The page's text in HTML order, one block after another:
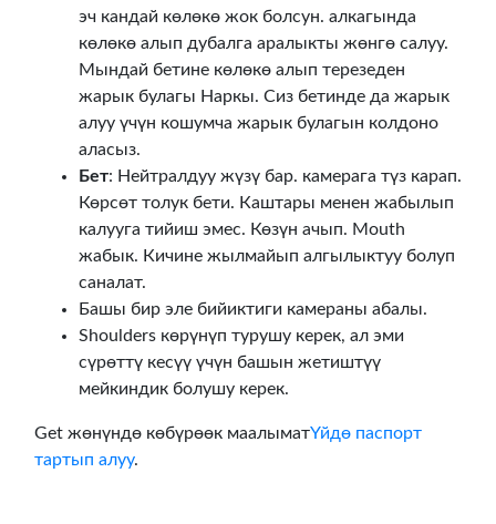
эч кандай көлөкө жок болсун. алкагында
көлөкө алып дубалга аралыкты жөнгө салуу.
Мындай бетине көлөкө алып терезеден
жарык булагы Наркы. Сиз бетинде да жарык
алуу үчүн кошумча жарык булагын колдоно
аласыз.
Бет: Нейтралдуу жүзү бар. камерага түз карап.
Көрсөт толук бети. Каштары менен жабылып
калууга тийиш эмес. Көзүн ачып. Mouth
жабык. Кичине жылмайып алгылыктуу болуп
саналат.
Башы бир эле бийиктиги камераны абалы.
Shoulders көрүнүп турушу керек, ал эми
сүрөттү кесүү үчүн башын жетиштүү
мейкиндик болушу керек.
Get жөнүндө көбүрөөк маалыматҮйдө паспорт
тартып алуу.